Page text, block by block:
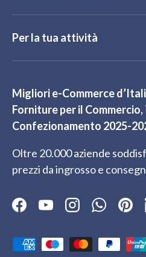
Per la tua attività
Migliori e-Commerce
Forniture per il
Confezionamento 2025-
Oltre 20.000 aziende
prezzi da ingrosso e
Facebook
YouTubeInstagram
Metodi di pagamento